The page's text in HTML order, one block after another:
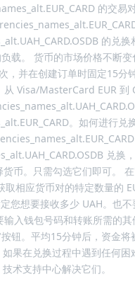
的交易
的兑换
载。 货币的市场价格不断
，并在创建订单时固定15分
从 Visa/MasterCard EUR 到
。如何进行兑
兑换
币。只需勾选它们即可。
取相应货币对的特定数量的
您想要接收多少 UAH。也
入钱包号码和转账所需的
钮。平均15分钟后，资金将
果在兑换过程中遇到任何困
技术支持中心解决它们。